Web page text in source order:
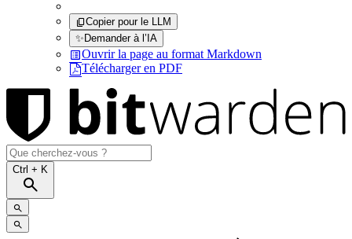
Copier pour le LLM
✨Demander à l’IA
Ouvrir la page au format Markdown
Télécharger en PDF
Ctrl + K